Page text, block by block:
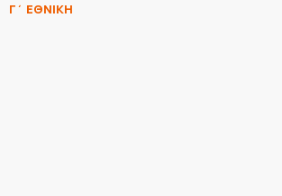
Γ΄ ΕΘΝΙΚΗ